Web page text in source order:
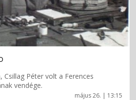
május 26. | 13:15
Csillag Péter volt a Ferences
vendége.